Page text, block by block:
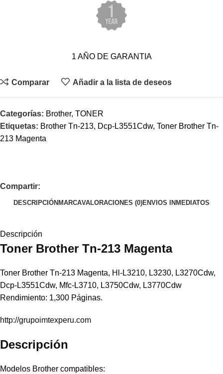
1 AÑO DE GARANTIA
Comparar Añadir a la lista de deseos
Categorías: Brother, TONER
Etiquetas: Brother Tn-213, Dcp-L3551Cdw, Toner Brother Tn-
213 Magenta
Compartir:
DESCRIPCIÓN MARCAVALORACIONES (0)ENVIOS INMEDIATOS
Descripción
Toner Brother Tn-213 Magenta
Toner Brother Tn-213 Magenta, Hl-L3210, L3230, L3270Cdw,
Dcp-L3551Cdw, Mfc-L3710, L3750Cdw, L3770Cdw
Rendimiento: 1,300 Páginas.
http://grupoimtexperu.com
Descripción
Modelos Brother compatibles: